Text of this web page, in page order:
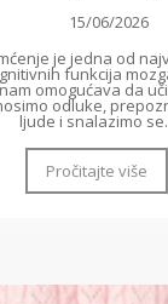
15/06/2026
je jedna od
funkcija
nam omogućava da
odluke,
ljude i snalazimo
Pročitajte više